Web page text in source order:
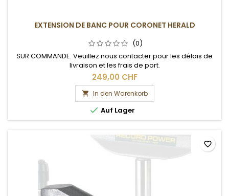
EXTENSION DE BANC POUR CORONET HERALD
(0)
SUR COMMANDE. Veuillez nous contacter pour les délais de
livraison et les frais de port.
249,00 CHF
 In den Warenkorb
 Auf Lager
favorite_border